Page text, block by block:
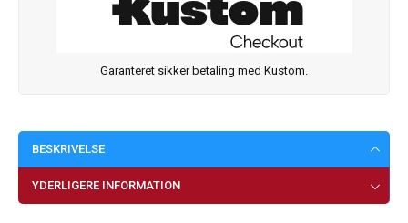
Garanteret sikker betaling med Kustom.
BESKRIVELSE
YDERLIGERE INFORMATION